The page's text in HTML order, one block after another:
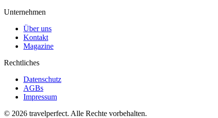
Unternehmen
Über uns
Kontakt
Magazine
Rechtliches
Datenschutz
AGBs
Impressum
© 2026 travelperfect. Alle Rechte vorbehalten.